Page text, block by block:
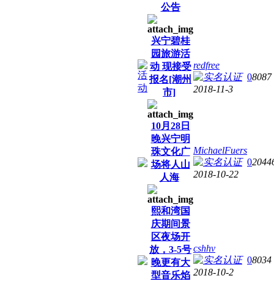
公告
兴宁碧桂
园旅游活
动 现接受
报名[潮州
市]
redfree
2018-11-3
08087
10月28日
晚兴宁明
珠文化广
场将人山
人海
MichaelFuers
2018-10-22
0
熙和湾国
庆期间景
区夜场开
放，3-5号
晚更有大
型音乐焰
cshhv
2018-10-2
08034